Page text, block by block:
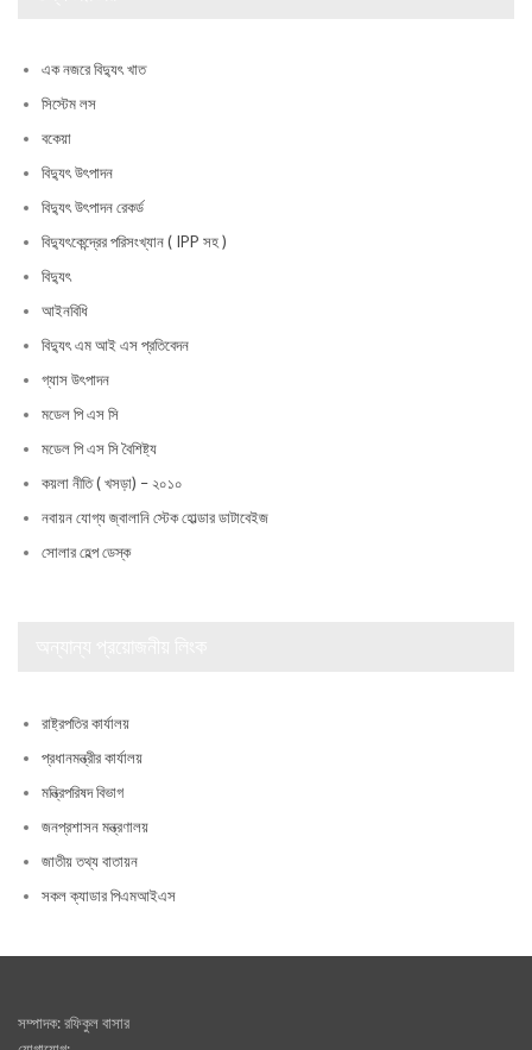
এক নজরে বিদ্যুৎ খাত
সিস্টেম লস
বকেয়া
বিদ্যুৎ উৎপাদন
বিদ্যুৎ উৎপাদন রেকর্ড
বিদ্যুৎকেন্দ্রের পরিসংখ্যান ( IPP সহ )
বিদ্যুৎ
আইনবিধি
বিদ্যুৎ এম আই এস প্রতিবেদন
গ্যাস উৎপাদন
মডেল পি এস সি
মডেল পি এস সি বৈশিষ্ট্য
কয়লা নীতি ( খসড়া) – ২০১০
নবায়ন যোগ্য জ্বালানি স্টেক হোল্ডার ডাটাবেইজ
সোলার হেল্প ডেস্ক
রাষ্ট্রপতির কার্যালয়
প্রধানমন্ত্রীর কার্যালয়
মন্ত্রিপরিষদ বিভাগ
জনপ্রশাসন মন্ত্রণালয়
জাতীয় তথ্য বাতায়ন
সকল ক্যাডার পিএমআইএস
সম্পাদক: রফিকুল বাসার